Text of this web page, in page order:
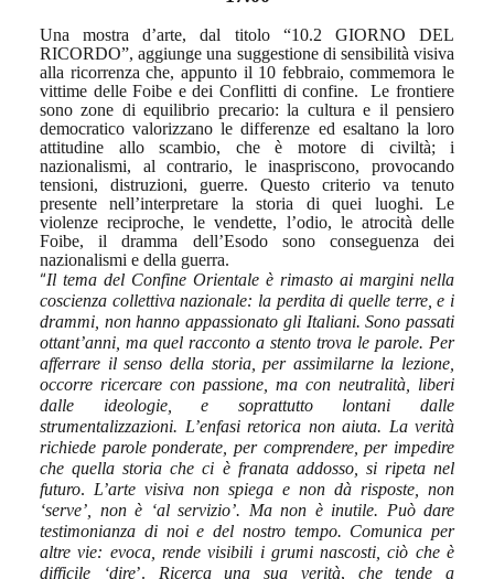
Una mostra d’arte, dal titolo “10.2 GIORNO DEL
RICORDO”, aggiunge una suggestione di sensibilità visiva
alla ricorrenza che, appunto il 10 febbraio, commemora le
vittime delle Foibe e dei Conflitti di confine.Le frontiere
sono zone di equilibrio precario: la cultura e il pensiero
democratico valorizzano le differenze ed esaltano la loro
attitudine allo scambio, che è motore di civiltà; i
nazionalismi, al contrario, le inaspriscono, provocando
tensioni, distruzioni, guerre. Questo criterio va tenuto
presente nell’interpretare la storia di quei luoghi. Le
violenze reciproche, le vendette, l’odio, le atrocità delle
Foibe, il dramma dell’Esodo sono conseguenza dei
nazionalismi e della guerra.
“Il tema del Confine Orientale è rimasto ai margini nella
coscienza collettiva nazionale: la perdita di quelle terre, e i
drammi, non hanno appassionato gli Italiani. Sono passati
ottant’anni, ma quel racconto a stento trova le parole. Per
afferrare il senso della storia, per assimilarne la lezione,
occorre ricercare con passione, ma con neutralità, liberi
dalle ideologie, e soprattutto lontani dalle
strumentalizzazioni. L’enfasi retorica non aiuta. La verità
richiede parole ponderate, per comprendere, per impedire
che quella storia che ci è franata addosso, si ripeta nel
futuro. L’arte visiva non spiega e non dà risposte, non
‘serve’, non è ‘al servizio’. Ma non è inutile. Può dare
testimonianza di noi e del nostro tempo. Comunica per
altre vie: evoca, rende visibili i grumi nascosti, ciò che è
difficile ‘dire’. Ricerca una sua verità, che tende a